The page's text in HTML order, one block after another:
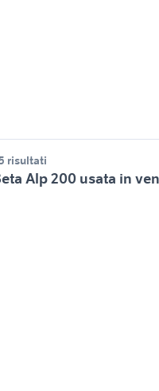
risultati
Alp 200 usata in